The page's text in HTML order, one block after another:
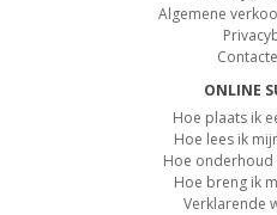
Algemene
ONLINE
Hoe plaats ik
Hoe lees ik
Hoe onderhoud
Hoe breng ik
Verklarende